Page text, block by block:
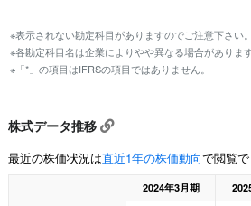
※表示されない勘定科目がありますのでご注意下さい。
※各勘定科目名は企業によりやや異なる場合があります
※「*」の項目はIFRSの項目ではありません。
株式データ推移
最近の株価状況は直近1年の株価動向で閲覧で
2024年3月期